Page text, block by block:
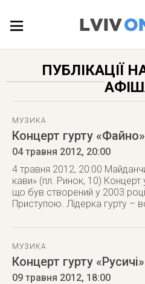
ПУБЛІКАЦІЇ
ПУБЛІКАЦІЇ
МУЗИКА
Концерт гурту «Файно»
04 травня 2012, 20:00
4 травня 2012, 20:00
кави» (пл. Ринок, 10) Концерт
що був створений у 2003
Приступою. Лідерка гурту –
МУЗИКА
Концерт гурту «Русичі»
09 травня 2012, 18:00